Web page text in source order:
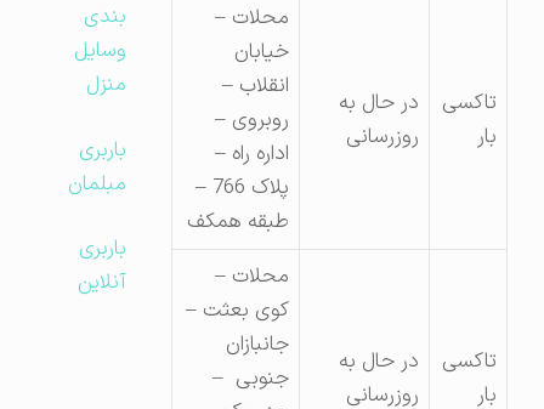
تاکسی
در حال به
روزرسانی
محلات –
خیابان
انقلاب –
روبروی –
اداره راه –
پلاک 766 –
طبقه همکف
تاکسی
در حال به
روزرسانی
محلات –
کوی بعثت –
جانبازان
جنوبی –
بندی
وسایل
منزل
باربری
مبلمان
باربری
آنلاین